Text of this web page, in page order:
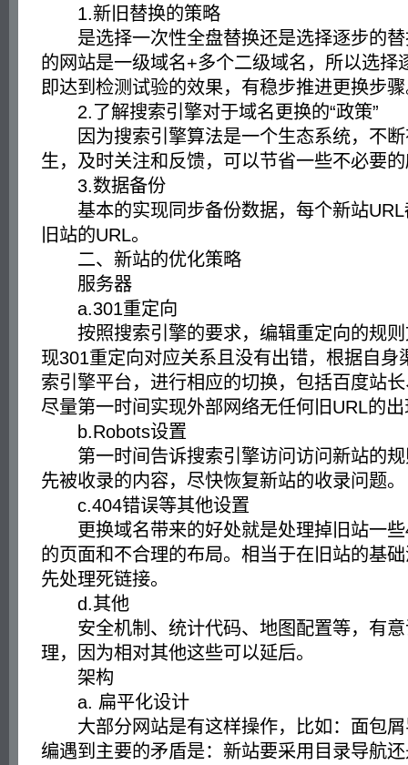
1.新旧替换的策略
是选择一次性全盘替换还是选择逐步的替
的网站是一级域名+多个二级域名，所以选择
即达到检测试验的效果，有稳步推进更换步
2.了解搜索引擎对于域名更换的“政策”
因为搜索引擎算法是一个生态系统，不断
生，及时关注和反馈，可以节省一些不必要
3.数据备份
基本的实现同步备份数据，每个新站URL
旧站的URL。
二、新站的优化策略
服务器
a.301重定向
按照搜索引擎的要求，编辑重定向的规则
现301重定向对应关系且没有出错，根据自身
索引擎平台，进行相应的切换，包括百度站
尽量第一时间实现外部网络无任何旧URL的
b.Robots设置
第一时间告诉搜索引擎访问访问新站的规
先被收录的内容，尽快恢复新站的收录问题。
c.404错误等其他设置
更换域名带来的好处就是处理掉旧站一些
的页面和不合理的布局。相当于在旧站的基
先处理死链接。
d.其他
安全机制、统计代码、地图配置等，有意
理，因为相对其他这些可以延后。
架构
a. 扁平化设计
大部分网站是有这样操作，比如：面包屑
编遇到主要的矛盾是：新站要采用目录导航